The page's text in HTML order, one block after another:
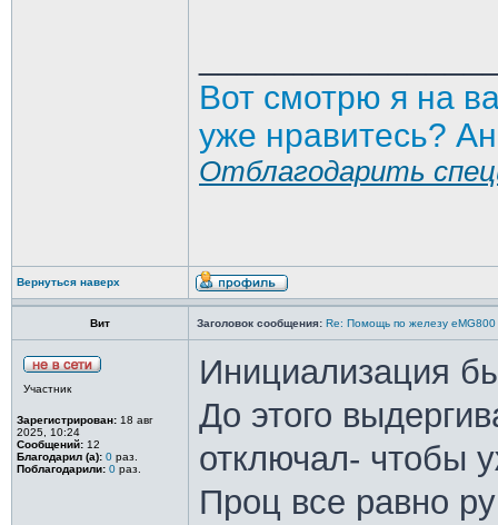
Вот смотрю я на
уже нравитесь?
Отблагодарить
Вернуться наверх
Вит Заголовок сообщения: Re: Помощь по железу eMG800
Участник
Зарегистрирован: 18 авг
2025, 10:24
Сообщений: 12
Благодарил (а): 0 раз.
Поблагодарили: 0 раз.
Инициализация
До этого
отключал- чтобы
Проц все равно